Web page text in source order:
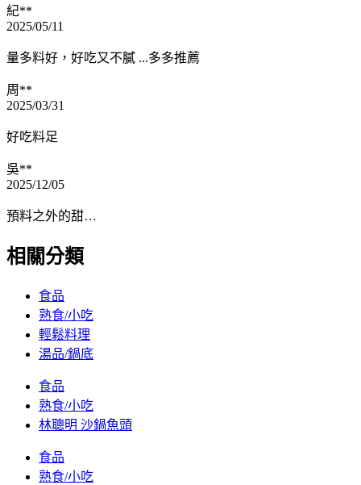
紀**
2025/05/11
量多料好，好吃又不膩 ...多多推薦
周**
2025/03/31
好吃料足
吳**
2025/12/05
預料之外的甜…
相關分類
食品
熟食/小吃
輕鬆料理
湯品/鍋底
食品
熟食/小吃
林聰明 沙鍋魚頭
食品
熟食/小吃